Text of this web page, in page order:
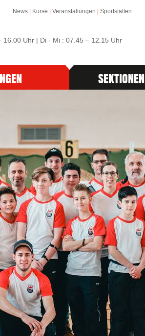
News Kurse |Veranstaltungen |Sportstätten
16.00 Uhr | Di - Mi : 07.45 – 12.15 Uhr
SEKTIONEN